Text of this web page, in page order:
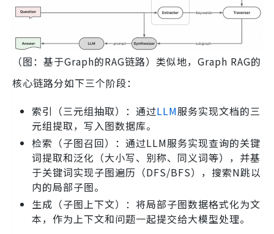
（图：基于Graph的RAG链路）类似地，Graph RAG的
核心链路分如下三个阶段：
索引（三元组抽取）：通过LLM服务实现文档的三
元组提取，写入图数据库。
检索（子图召回）：通过LLM服务实现查询的关键
词提取和泛化（大小写、别称、同义词等），并基
于关键词实现子图遍历（DFS/BFS），搜索N跳以
内的局部子图。
生成（子图上下文）：将局部子图数据格式化为文
本，作为上下文和问题一起提交给大模型处理。